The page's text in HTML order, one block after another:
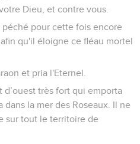
Dieu, et contre vous.
pour cette fois encore
qu'il éloigne ce fléau mortel
et pria l'Eternel.
très fort qui emporta
la mer des Roseaux. Il ne
sur tout le territoire de